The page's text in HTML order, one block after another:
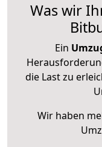
Was wir
Ein
die Last zu
Wir haben